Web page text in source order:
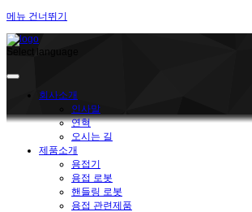
메뉴 건너뛰기
Select language
회사소개
인사말
연혁
오시는 길
제품소개
용접기
용접 로봇
핸들링 로봇
용접 관련제품